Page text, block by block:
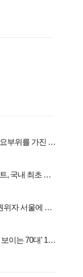
부위를 가진 남
, 국내 최초 반
위자 서울에 있
이는 70대’ 1위